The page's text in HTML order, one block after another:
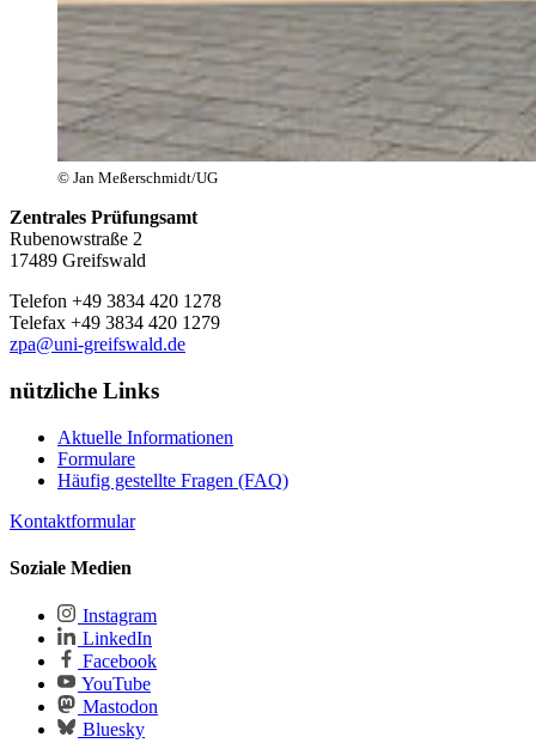
© Jan Meßerschmidt/UG
Zentrales Prüfungsamt
Rubenowstraße 2
17489 Greifswald
Telefon +49 3834 420 1278
Telefax +49 3834 420 1279
zpa@uni-greifswald.de
nützliche Links
Aktuelle Informationen
Formulare
Häufig gestellte Fragen (FAQ)
Kontaktformular
Soziale Medien
Instagram
LinkedIn
Facebook
YouTube
Mastodon
Bluesky